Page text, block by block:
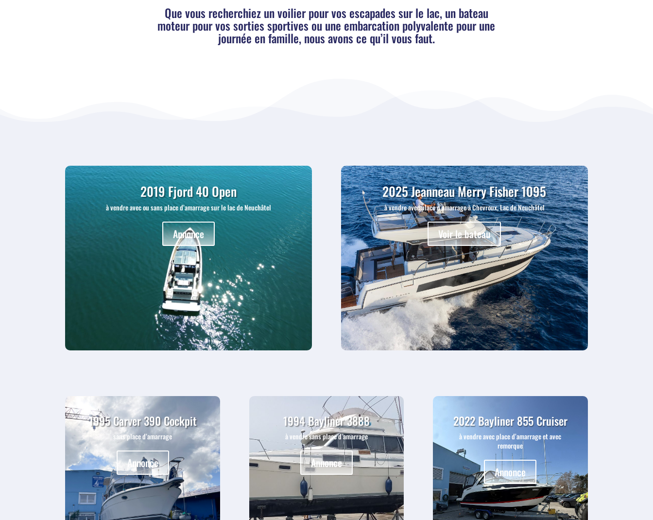
Que vous recherchiez un voilier pour vos escapades sur le lac, un bateau
moteur pour vos sorties sportives ou une embarcation polyvalente pour une
journée en famille, nous avons ce qu’il vous faut.
2019 Fjord 40 Open
à vendre avec ou sans place d’amarrage sur le lac de Neuchâtel
Annonce
2025 Jeanneau Merry Fisher 1095
à vendre avec place d’amarrage à Chevroux, Lac de Neuchâtel
Voir le bateau
1995 Carver 390 Cockpit
sans place d’amarrage
Annonce
1994 Bayliner 3888
à vendre sans place d’amarrage
Annonce
2022 Bayliner 855 Cruiser
à vendre avec place d’amarrage et avec
remorque
Annonce